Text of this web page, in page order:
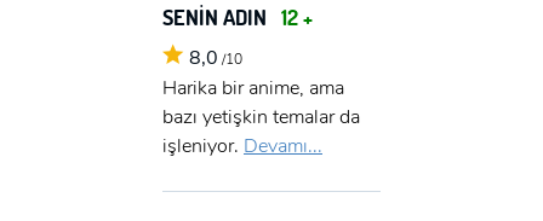
SENİN ADIN 12 +
8,0 /10
Harika bir anime, ama
bazı yetişkin temalar da
işleniyor. Devamı...